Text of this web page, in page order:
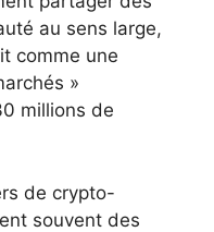
au sens large,
comme une
»
millions de
de crypto-
souvent des